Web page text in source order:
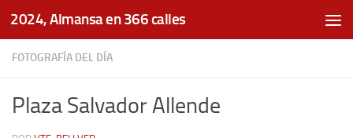
Saltar al contenido
2024, Almansa en 366 calles
FOTOGRAFÍA DEL DÍA
Plaza Salvador Allende